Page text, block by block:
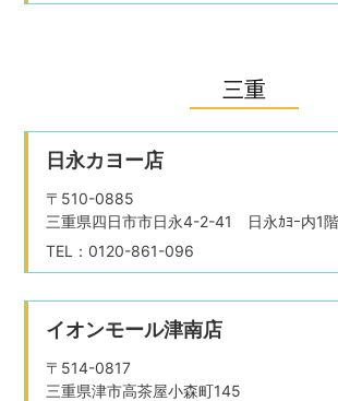
三重
日永カヨー店
〒510-0885
三重県四日市市日永4-2-41 日永ｶﾖｰ内1階
TEL：0120-861-096
イオンモール津南店
〒514-0817
三重県津市高茶屋小森町145